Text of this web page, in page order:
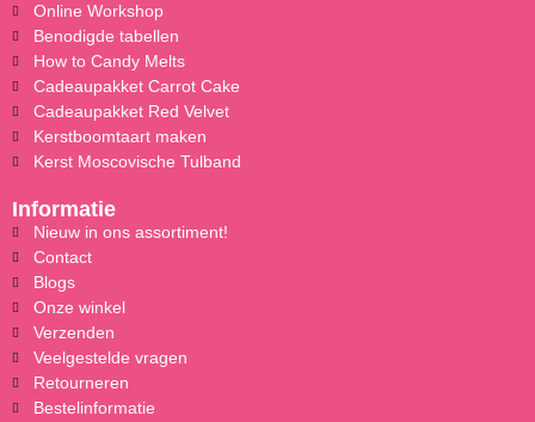
Online Workshop
Benodigde tabellen
How to Candy Melts
Cadeaupakket Carrot Cake
Cadeaupakket Red Velvet
Kerstboomtaart maken
Kerst Moscovische Tulband
Informatie
Nieuw in ons assortiment!
Contact
Blogs
Onze winkel
Verzenden
Veelgestelde vragen
Retourneren
Bestelinformatie